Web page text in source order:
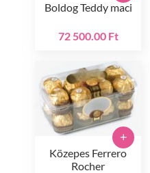
Boldog Teddy maci
72 500.00 Ft
Közepes Ferrero
Rocher
+